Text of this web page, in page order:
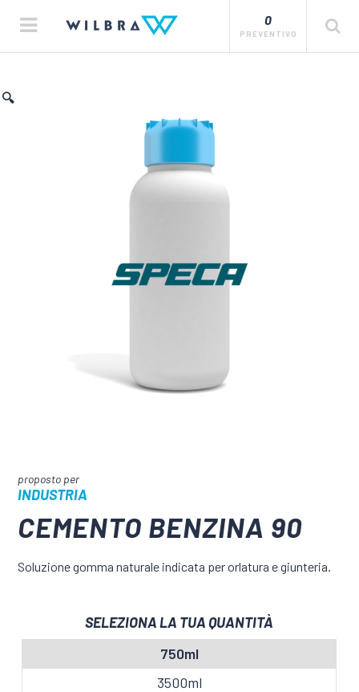
0
PREVENTIVO
🔍
INDUSTRIA
CEMENTO BENZINA 90
Soluzione gomma naturale indicata per orlatura e giunteria.
SELEZIONA LA TUA QUANTITÀ
750ml
3500ml